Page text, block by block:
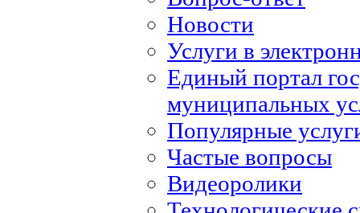
Новости
Услуги в
Единый портал
муниципальных
Популярные
Частые вопросы
Видеоролики